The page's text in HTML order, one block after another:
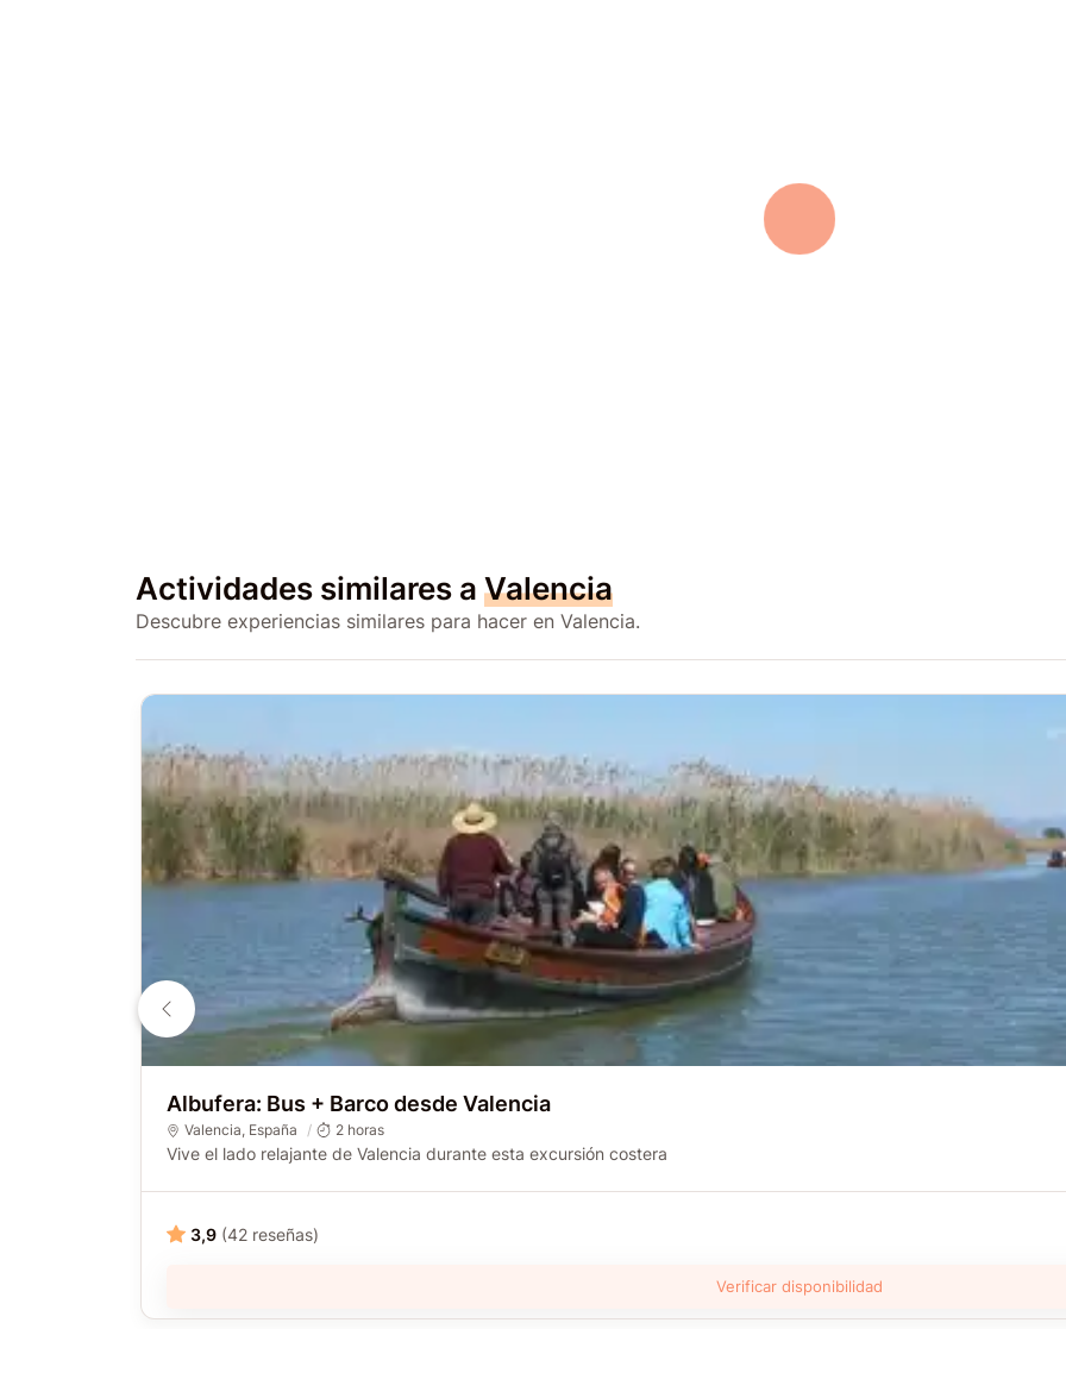
Actividades similares a Valencia
Descubre experiencias similares para hacer en Valencia.
Albufera: Bus + Barco desde Valencia
Valencia, España 2 horas
Vive el lado relajante de Valencia durante esta excursión costera
3,9 (42 reseñas)
Verificar disponibilidad